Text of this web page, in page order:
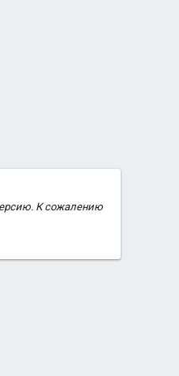
К сожалению